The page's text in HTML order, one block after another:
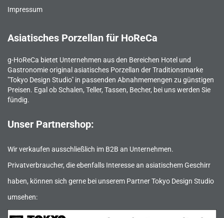
Impressum
Asiatisches Porzellan für HoReCa
g-HoReCa bietet Unternehmen aus den Bereichen Hotel und
Gastronomie original asiatisches Porzellan der Traditionsmarke
"Tokyo Design Studio" in passenden Abnahmemengen zu günstigen
Preisen. Egal ob Schalen, Teller, Tassen, Becher, bei uns werden Sie
fündig.
Unser Partnershop:
Wir verkaufen ausschließlich im B2B an Unternehmen.
Privatverbraucher, die ebenfalls Interesse an asiatischem Geschirr
haben, können sich gerne bei unserem Partner Tokyo Design Studio
umsehen: